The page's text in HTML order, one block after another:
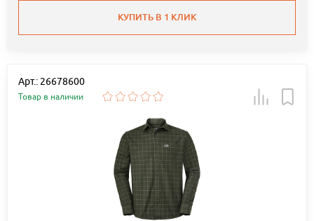
КУПИТЬ В 1 КЛИК
Арт.: 26678600
Товар в наличии